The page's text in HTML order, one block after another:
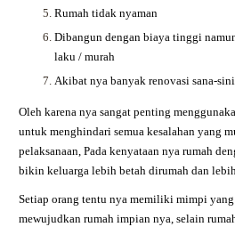
Rumah tidak nyaman
Dibangun dengan biaya tinggi
laku / murah
Akibat nya banyak renovasi sana-
Oleh karena nya sangat penting
untuk menghindari semua kesalahan yang
pelaksanaan, Pada kenyataan nya rumah
bikin keluarga lebih betah dirumah dan
Setiap orang tentu nya memiliki mimpi yang
mewujudkan rumah impian nya, selain